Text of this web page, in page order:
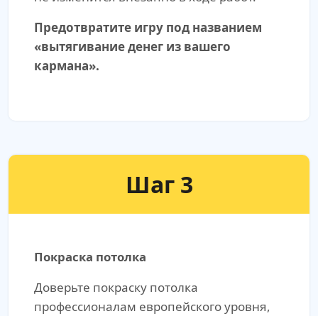
Предотвратите игру под названием
«вытягивание денег из вашего
кармана».
Шаг 3
Покраска потолка
Доверьте покраску потолка
профессионалам европейского уровня,